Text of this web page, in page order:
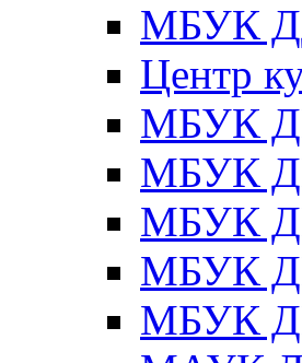
МБУК
Центр
МБУК
МБУК
МБУК
МБУК
МБУК